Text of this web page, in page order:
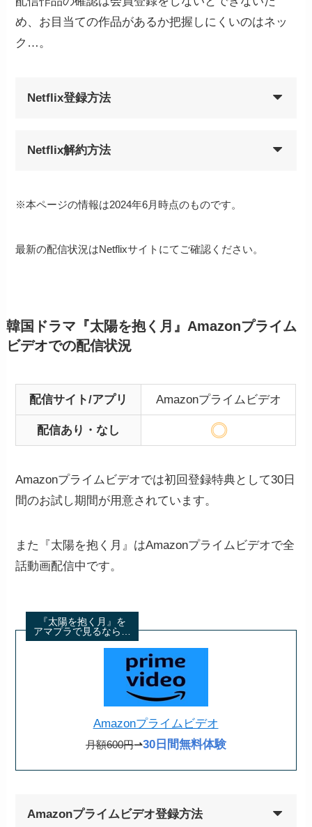
め、お目当ての作品があるか把握しにくいのはネッ
ク…。
Netflix登録方法
Netflix解約方法
※本ページの情報は2024年6月時点のものです。
最新の配信状況はNetflixサイトにてご確認ください。
韓国ドラマ『太陽を抱く月』Amazonプライム
ビデオでの配信状況
配信サイト/アプリ Amazonプライムビデオ
配信あり・なし
Amazonプライムビデオでは初回登録特典として30日
間のお試し期間が用意されています。
また『太陽を抱く月』はAmazonプライムビデオで全
話動画配信中です。
『太陽を抱く月』を
アマプラで見るなら…
Amazonプライムビデオ
月額600円⇀30日間無料体験
Amazonプライムビデオ登録方法